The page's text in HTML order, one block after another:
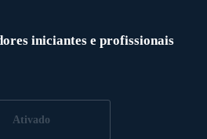
iniciantes e profissionais
Ativado